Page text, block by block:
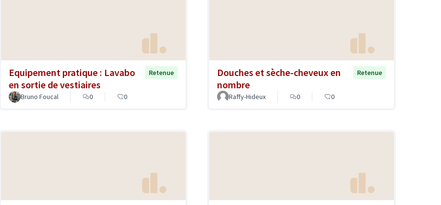
Equipement pratique : Lavabo
en sortie de vestiaires
Retenue
Bruno Foucal 0 0
Douches et sèche-cheveux en
nombre
Retenue
Raffy-Hideux 0 0